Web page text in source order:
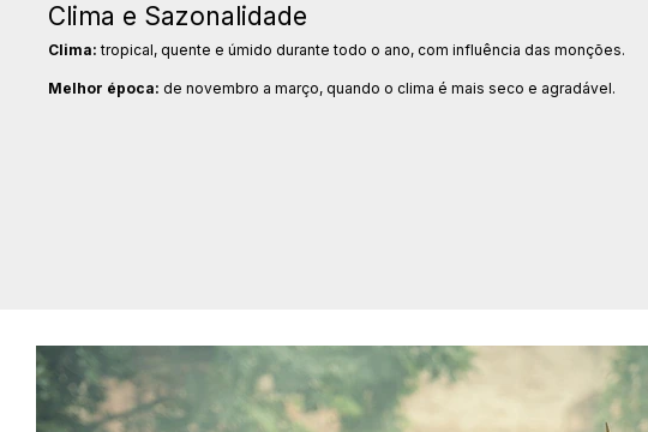
Clima e Sazonalidade
Clima: tropical, quente e úmido durante todo o ano, com influência das monções.
Melhor época: de novembro a março, quando o clima é mais seco e agradável.